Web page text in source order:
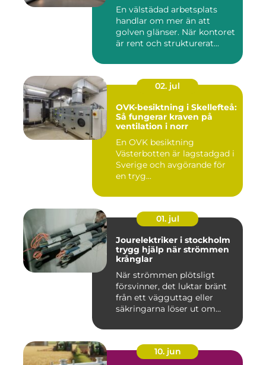
En välstädad arbetsplats
handlar om mer än att
golven glänser. När kontoret
är rent och strukturerat...
02. jul
OVK-besiktning i Skellefteå:
Så fungerar kraven på
ventilation i norr
En OVK besiktning
Västerbotten är lagstadgad i
Sverige och avgörande för
en tryg...
01. jul
Jourelektriker i stockholm
trygg hjälp när strömmen
krånglar
När strömmen plötsligt
försvinner, det luktar bränt
från ett vägguttag eller
säkringarna löser ut om...
10. jun